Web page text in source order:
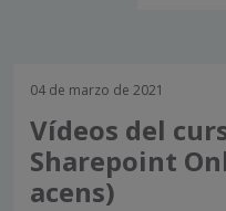
04 de marzo de 2021
Vídeos del
Sharepoint
acens)